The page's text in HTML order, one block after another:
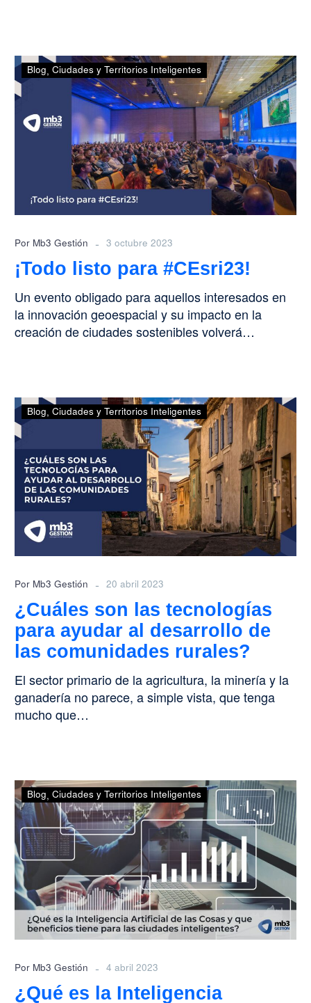
¡Todo
listo
para
#CEsri23!
Blog Ciudades y Territorios Inteligentes
Por Mb3 Gestión - 3 octubre 2023
¡Todo listo para #CEsri23!
Un evento obligado para aquellos interesados en
la innovación geoespacial y su impacto en la
creación de ciudades sostenibles volverá…
¿Cuáles
son
las
tecnologías
para
ayudar
al
desarrollo
de
las
comunidades
Blog Ciudades y Territorios Inteligentes
Por Mb3 Gestión - 20 abril 2023
¿Cuáles son las tecnologías
para ayudar al desarrollo de
las comunidades rurales?
El sector primario de la agricultura, la minería y la
ganadería no parece, a simple vista, que tenga
mucho que…
¿Qué
es
la
Inteligencia
Artificial
de
las
Cosas
y
que
beneficios
para
Blog Ciudades y Territorios Inteligentes
Por Mb3 Gestión - 4 abril 2023
¿Qué es la Inteligencia